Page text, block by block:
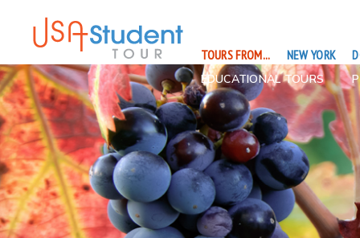
TOURS FROM... NEW YORK
EDUCATIONAL TOURS